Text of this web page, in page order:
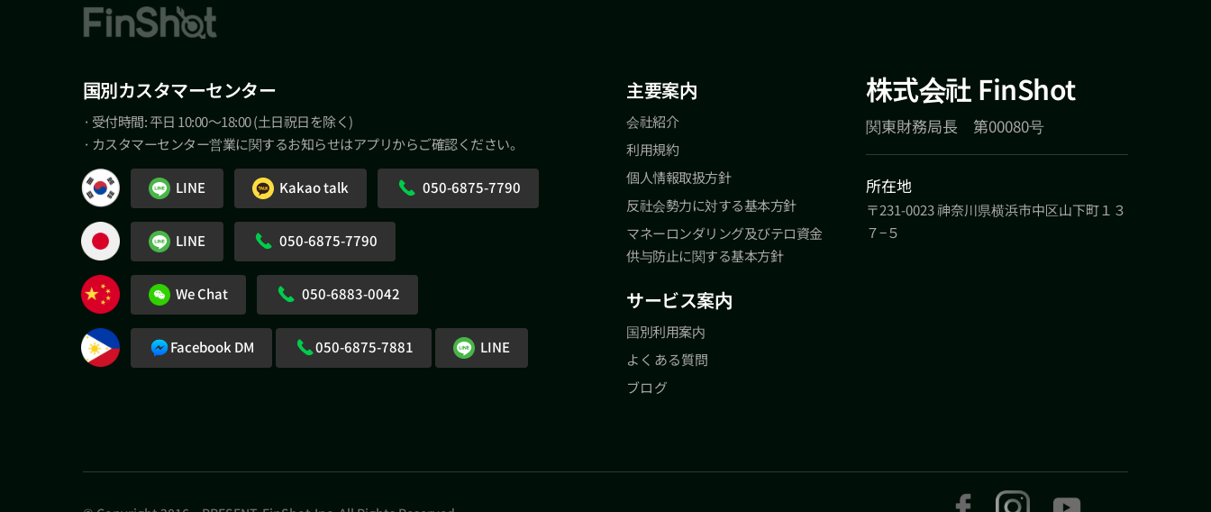
国別カスタマーセンター
· 受付時間: 平日 10:00～18:00 (土日祝日を除く)
· カスタマーセンター営業に関するお知らせはアプリからご確認ください。
LINE Kakao talk 050-6875-7790
LINE 050-6875-7790
We Chat 050-6883-0042
Facebook DM 050-6875-7881 LINE
主要案内
会社紹介
利用規約
個人情報取扱方針
反社会勢力に対する基本方針
マネーロンダリング及びテロ資金
供与防止に関する基本方針
サービス案内
国別利用案内
よくある質問
ブログ
株式会社 FinShot
関東財務局長 第00080号
所在地
〒231-0023 神奈川県横浜市中区山下町１３
７−５